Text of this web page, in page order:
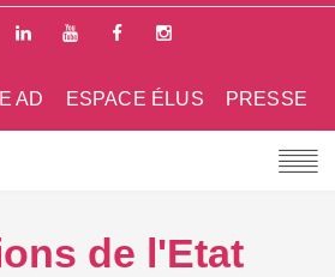
PRESSE
ESPACE ÉLUS
AD
de l'Etat